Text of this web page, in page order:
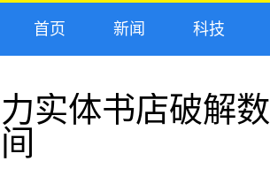
首页 新闻 科技
实体书店破解